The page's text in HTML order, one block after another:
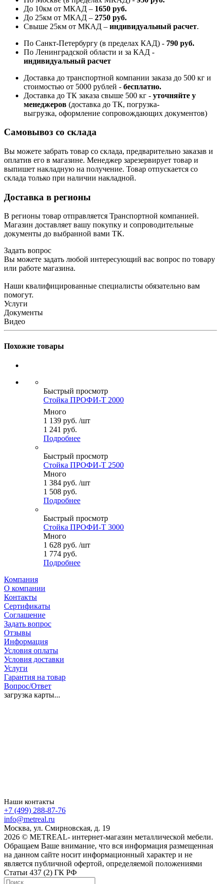
До 10км от МКАД – 1650 руб.
До 25км от МКАД – 2750 руб.
Свыше 25км от МКАД – индивидуальный расчет.
По Санкт-Петербургу (в пределах КАД) - 790 руб.
По Ленинградской области и за КАД -
индивидуальный расчет
Доставка до транспортной компании заказа до 500 кг и
стоимостью от 5000 рублей - бесплатно.
Доставка до ТК заказа свыше 500 кг - уточняйте у
менеджеров (доставка до ТК, погрузка-
выгрузка, оформление сопровождающих документов)
Самовывоз со склада
Вы можете забрать товар со склада, предварительно заказав и
оплатив его в магазине. Менеджер зарезервирует товар и
выпишет накладную на получение. Товар отпускается со
склада только при наличии накладной.
Доставка в регионы
В регионы товар отправляется Транспортной компанией.
Магазин доставляет вашу покупку и сопроводительные
документы до выбранной вами ТК.
Задать вопрос
Вы можете задать любой интересующий вас вопрос по товару
или работе магазина.
Наши квалифицированные специалисты обязательно вам
помогут.
Услуги
Документы
Видео
Похожие товары
Быстрый просмотр
Стойка ПРОФИ-Т 2000
Много
1 139 руб. /шт
1 241 руб.
Подробнее
Быстрый просмотр
Стойка ПРОФИ-Т 2500
Много
1 384 руб. /шт
1 508 руб.
Подробнее
Быстрый просмотр
Стойка ПРОФИ-Т 3000
Много
1 628 руб. /шт
1 774 руб.
Подробнее
Компания
О компании
Контакты
Сертификаты
Соглашение
Задать вопрос
Отзывы
Информация
Условия оплаты
Условия доставки
Услуги
Гарантия на товар
Вопрос/Ответ
загрузка карты...
Наши контакты
+7 (499) 288-87-76
info@metreal.ru
Москва, ул. Смирновская, д. 19
2026 © METREAL- интернет-магазин металлической мебели.
Обращаем Ваше внимание, что вся информация размещенная
на данном сайте носит информационный характер и не
является публичной офертой, определяемой положениями
Статьи 437 (2) ГК РФ